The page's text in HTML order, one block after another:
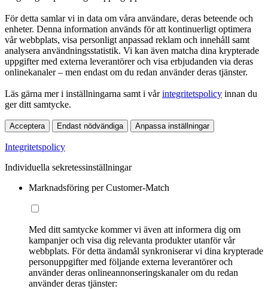
För detta samlar vi in data om våra användare, deras beteende och
enheter. Denna information används för att kontinuerligt optimera
vår webbplats, visa personligt anpassad reklam och innehåll samt
analysera användningsstatistik. Vi kan även matcha dina krypterade
uppgifter med externa leverantörer och visa erbjudanden via deras
onlinekanaler – men endast om du redan använder deras tjänster.
Läs gärna mer i inställningarna samt i vårintegritetspolicy innan du
ger ditt samtycke.
Acceptera Endast nödvändiga Anpassa inställningar
Integritetspolicy
Individuella sekretessinställningar
Marknadsföring per Customer-Match
Med ditt samtycke kommer vi även att informera dig om
kampanjer och visa dig relevanta produkter utanför vår
webbplats. För detta ändamål synkroniserar vi dina krypterade
personuppgifter med följande externa leverantörer och
använder deras onlineannonseringskanaler om du redan
använder deras tjänster: